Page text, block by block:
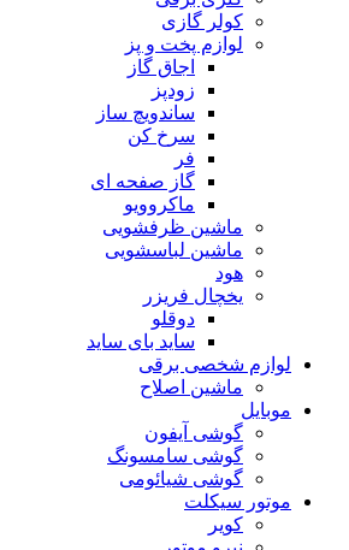
کولر گازی
لوازم پخت و پز
اجاق گاز
زودپز
ساندویچ ساز
سرخ کن
فر
گاز صفحه ای
ماکروویو
ماشین ظرفشویی
ماشین لباسشویی
هود
یخچال فریزر
دوقلو
ساید بای ساید
لوازم شخصی برقی
ماشین اصلاح
موبایل
گوشی آیفون
گوشی سامسونگ
گوشی شیائومی
موتور سیکلت
کویر